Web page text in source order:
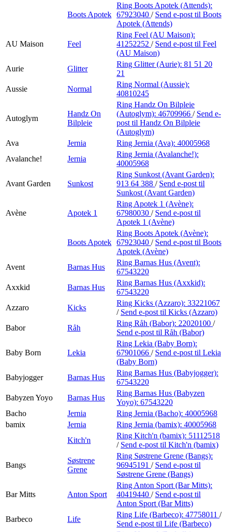
Boots Apotek
Ring Boots Apotek (Attends):
67923040 / Send e-post til Boots
Apotek (Attends)
AU Maison Feel
Ring Feel (AU Maison):
41252252 / Send e-post til Feel
(AU Maison)
Aurie
Glitter
Ring Glitter (Aurie): 81 51 20
21
Aussie
Normal
Ring Normal (Aussie):
40810245
Autoglym
Handz On
Bilpleie
Ring Handz On Bilpleie
(Autoglym): 46709966 / Send e-
post til Handz On Bilpleie
(Autoglym)
Ava
Jernia Ring Jernia (Ava): 40005968
Avalanche!
Jernia
Ring Jernia (Avalanche!):
40005968
Avant Garden Sunkost
Ring Sunkost (Avant Garden):
913 64 388 / Send e-post til
Sunkost (Avant Garden)
Avène Apotek 1
Ring Apotek 1 (Avène):
67980030 / Send e-post til
Apotek 1 (Avène)
Boots Apotek
Ring Boots Apotek (Avène):
67923040 / Send e-post til Boots
Apotek (Avène)
Avent
Barnas Hus
Ring Barnas Hus (Avent):
67543220
Axxkid
Barnas Hus
Ring Barnas Hus (Axxkid):
67543220
Azzaro
Kicks
Ring Kicks (Azzaro): 33221067
/ Send e-post til Kicks (Azzaro)
Babor
Råh
Ring Råh (Babor): 22020100 /
Send e-post til Råh (Babor)
Baby Born Lekia
Ring Lekia (Baby Born):
67901066 / Send e-post til Lekia
(Baby Born)
Babyjogger
Barnas Hus
Ring Barnas Hus (Babyjogger):
67543220
Babyzen Yoyo
Barnas Hus
Ring Barnas Hus (Babyzen
Yoyo): 67543220
Bacho
Jernia Ring Jernia (Bacho): 40005968
bamix
Jernia Ring Jernia (bamix): 40005968
Kitch'n
Ring Kitch'n (bamix): 51112518
/ Send e-post til Kitch'n (bamix)
Bangs
Søstrene
Grene
Ring Søstrene Grene (Bangs):
96945191 / Send e-post til
Søstrene Grene (Bangs)
Bar Mitts Anton Sport
Ring Anton Sport (Bar Mitts):
40419440 / Send e-post til
Anton Sport (Bar Mitts)
Barbeco
Life
Ring Life (Barbeco): 47758011 /
Send e-post til Life (Barbeco)